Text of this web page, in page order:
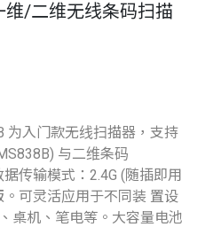
维/二维无线条码扫描
为入门款无线扫描器，支持
与二维条码
传输模式：2.4G (随插即用
可灵活应用于不同装 置设
桌机、笔电等。大容量电池